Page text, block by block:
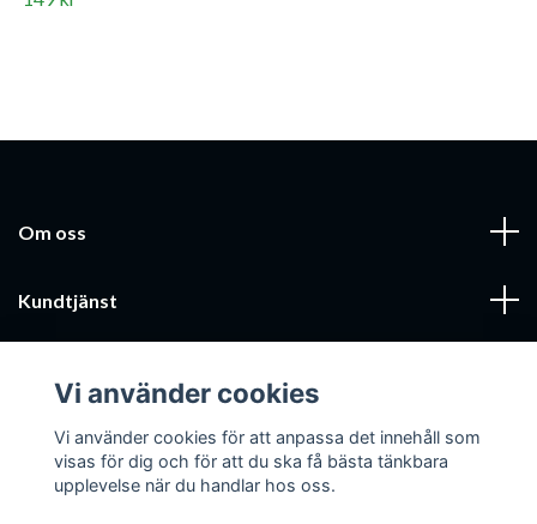
Om oss
Kundtjänst
Sociala medier
Vi använder cookies
Vi använder cookies för att anpassa det innehåll som
visas för dig och för att du ska få bästa tänkbara
upplevelse när du handlar hos oss.